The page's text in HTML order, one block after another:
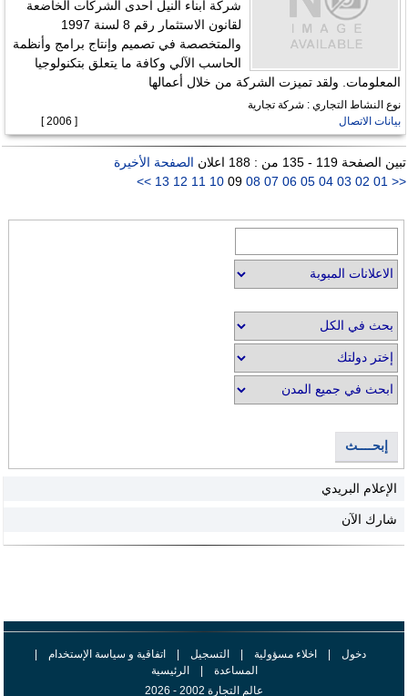
شركة أبناء النيل أحدى الشركات الخاضعة
لقانون الاستثمار رقم 8 لسنة 1997
والمتخصصة في تصميم وإنتاج برامج وأنظمة
الحاسب الآلي وكافة ما يتعلق بتكنولوجيا
المعلومات. ولقد تميزت الشركة من خلال أعمالها
نوع النشاط التجاري : شركة تجارية
بيانات الاتصال
[ 2006 ]
تبين الصفحة 119 - 135 من : 188 اعلان
الصفحة الأخيرة
<<
02
03
04
05
06
07
08
09
10
11
12
13
>>
إبحــــث
الإعلام البريدي
شارك الآن
دخول | اخلاء مسؤولية | التسجيل | اتفاقية و سياسة الإستخدام
|
المساعدة
|
الرئيسية
عالم التجارة 2002 - 2026